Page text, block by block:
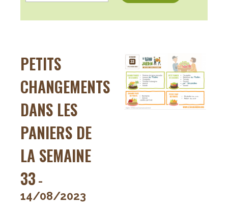
PETITS
CHANGEMENTS
DANS LES
PANIERS DE
LA SEMAINE
33 -
14/08/2023